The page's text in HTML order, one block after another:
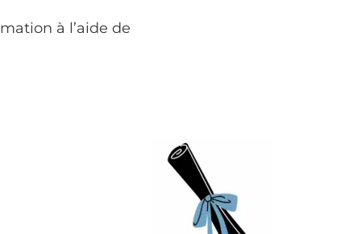
à l’aide de